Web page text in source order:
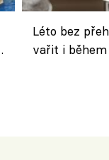
Léto bez
vařit i